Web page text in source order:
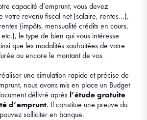
capacité d’emprunt, vous devez
votre revenu fiscal net (salaire, rentes…),
(impôts, mensualité crédits en cours,
le type de bien qui vous intéresse
que les modalités souhaitées de votre
ou encore le montant de vos
une simulation rapide et précise de
nous avons mis en place un Budget
délivré après l’étude gratuite
d’emprunt. Il constitue une preuve du
solliciter en banque.